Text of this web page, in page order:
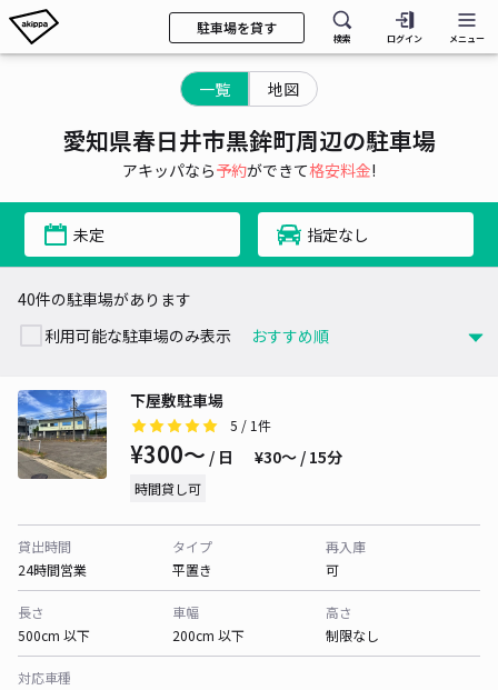
駐車場を貸す
検索 ログイン メニュー
一覧 地図
愛知県春日井市黒鉾町周辺の駐車場
アキッパなら予約ができて格安料金!
未定 指定なし
40件の駐車場があります
利用可能な駐車場のみ表示
下屋敷駐車場
5 / 1件
¥300〜 / 日 ¥30〜 / 15分
時間貸し可
貸出時間
24時間営業
タイプ
平置き
再入庫
可
長さ
500cm 以下
車幅
200cm 以下
高さ
制限なし
対応車種